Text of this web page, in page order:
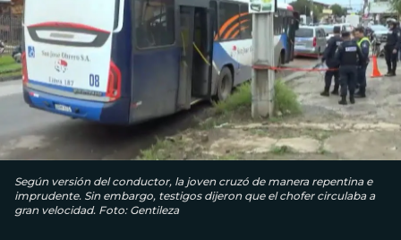
Según versión del conductor, la joven cruzó de manera repentina e
imprudente. Sin embargo, testigos dijeron que el chofer circulaba a
gran velocidad. Foto: Gentileza